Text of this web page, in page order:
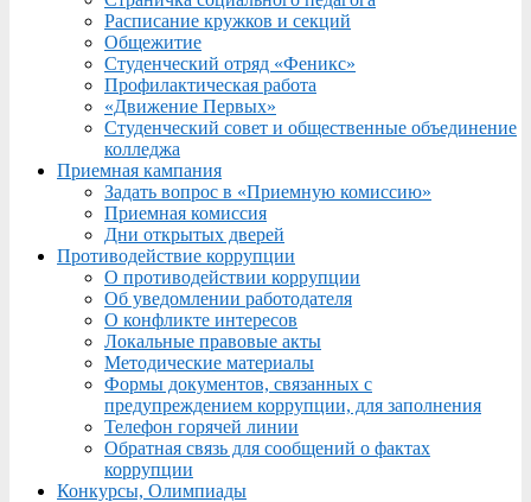
Расписание кружков и секций
Общежитие
Студенческий отряд «Феникс»
Профилактическая работа
«Движение Первых»
Студенческий совет и общественные объединение
колледжа
Приемная кампания
Задать вопрос в «Приемную комиссию»
Приемная комиссия
Дни открытых дверей
Противодействие коррупции
О противодействии коррупции
Об уведомлении работодателя
О конфликте интересов
Локальные правовые акты
Методические материалы
Формы документов, связанных с
предупреждением коррупции, для заполнения
Телефон горячей линии
Обратная связь для сообщений о фактах
коррупции
Конкурсы, Олимпиады